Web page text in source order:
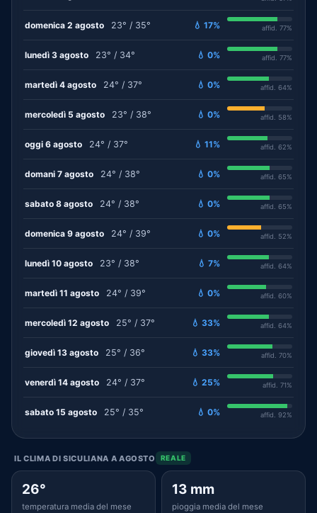
domenica 2 agosto 23° / 35° 💧 17% affid. 77%
lunedì 3 agosto 23° / 34° 💧 0% affid. 77%
martedì 4 agosto 24° / 37° 💧 0% affid. 64%
mercoledì 5 agosto 23° / 38° 💧 0% affid. 58%
oggi 6 agosto 24° / 37° 💧 11% affid. 62%
domani 7 agosto 24° / 38° 💧 0% affid. 65%
sabato 8 agosto 24° / 38° 💧 0% affid. 65%
domenica 9 agosto 24° / 39° 💧 0% affid. 52%
lunedì 10 agosto 23° / 38° 💧 7% affid. 64%
martedì 11 agosto 24° / 39° 💧 0% affid. 60%
mercoledì 12 agosto 25° / 37° 💧 33% affid. 64%
giovedì 13 agosto 25° / 36° 💧 33% affid. 70%
venerdì 14 agosto 24° / 37° 💧 25% affid. 71%
sabato 15 agosto 25° / 35° 💧 0% affid. 92%
IL CLIMA DI SICULIANA A AGOSTO REALE
26°
temperatura media del mese
13 mm
pioggia media del mese